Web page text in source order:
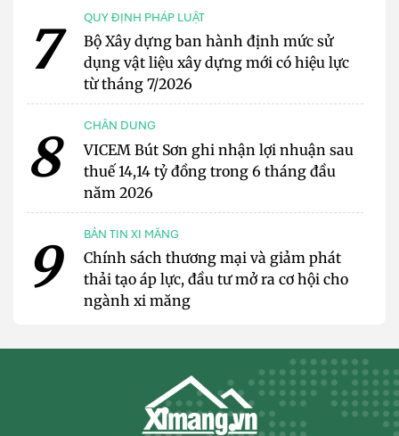
7 QUY ĐỊNH PHÁP LUẬT
Bộ Xây dựng ban hành định mức sử
dụng vật liệu xây dựng mới có hiệu lực
từ tháng 7/2026
8 CHÂN DUNG
VICEM Bút Sơn ghi nhận lợi nhuận sau
thuế 14,14 tỷ đồng trong 6 tháng đầu
năm 2026
9 BẢN TIN XI MĂNG
Chính sách thương mại và giảm phát
thải tạo áp lực, đầu tư mở ra cơ hội cho
ngành xi măng